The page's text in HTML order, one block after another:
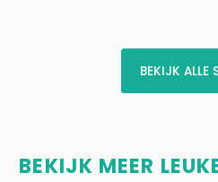
BEKIJK ALLE
BEKIJK MEER